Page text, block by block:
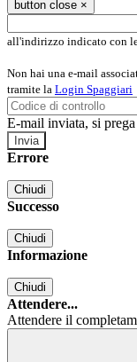
button close ×
all'indirizzo indicato con
Non hai una e-mail
tramite la Login Spaggiari
E-mail inviata, si
Errore
Chiudi
Successo
Chiudi
Informazione
Chiudi
Attendere...
Attendere il